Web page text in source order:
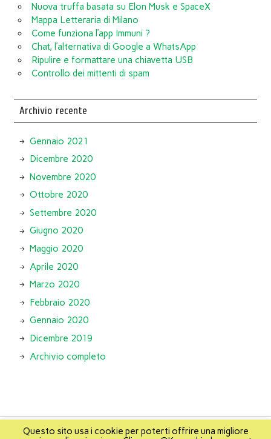
Nuova truffa basata su Elon Musk e SpaceX
Mappa Letteraria di Milano
Come funziona l’app Immuni ?
Chat, l’alternativa di Google a WhatsApp
Ripulire e formattare una chiavetta USB
Controllo dei mittenti di spam
Archivio recente
Gennaio 2021
Dicembre 2020
Novembre 2020
Ottobre 2020
Settembre 2020
Giugno 2020
Maggio 2020
Aprile 2020
Marzo 2020
Febbraio 2020
Gennaio 2020
Dicembre 2019
Archivio completo
Questo sito usa i cookie per poterti offrire una migliore